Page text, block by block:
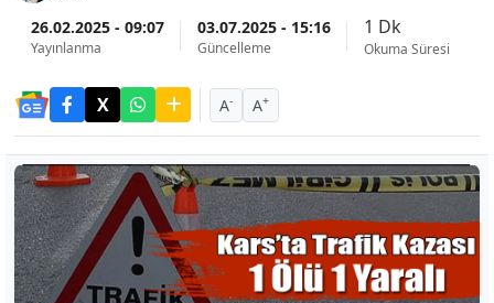
26.02.2025 - 09:07
Yayınlanma
03.07.2025 - 15:16
Güncelleme
1 Dk
Okuma Süresi
A- A+